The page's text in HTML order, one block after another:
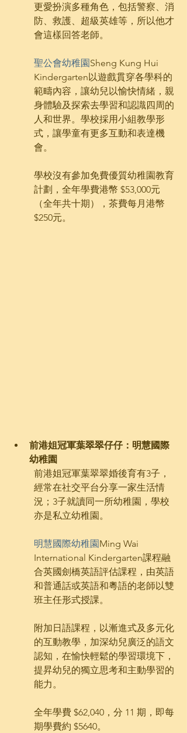
更愛扮演多種角色，包括警察、消
防、救護、超級英雄等，所以他才
會這樣回答老師。
聖公會幼稚園Sheng Kung Hui
Kindergarten以遊戲貫穿各學科的
範疇內容，讓幼兒以愉快情緒，親
身體驗及探索去學習和認識四周的
人和世界。學校採用小組教學形
式，讓學童有更多互動和表達機
會。
學校沒有參加免費優質幼稚園教育
計劃，全年學費港幣 $53,000元
（全年共十期），茶費每月港幣
$250元。
前港姐冠軍葉翠翠仔仔：明慧國際
幼稚園
前港姐冠軍葉翠翠婚後育有3子，
經常在社交平台分享一家生活情
況；3子就讀同一所幼稚園，學校
亦是私立幼稚園。
明慧國際幼稚園 Ming Wai
International Kindergarten課程融
合英國劍橋英語評估課程，由英語
和普通話或英語和粵語的老師以雙
班主任形式授課。
附加日語課程，以漸進式及多元化
的互動教學，加深幼兒廣泛的語文
認知，在愉快輕鬆的學習環境下，
提昇幼兒的獨立思考和主動學習的
能力。
全年學費 $62,040，分 11 期，即每
期學費約 $5640。